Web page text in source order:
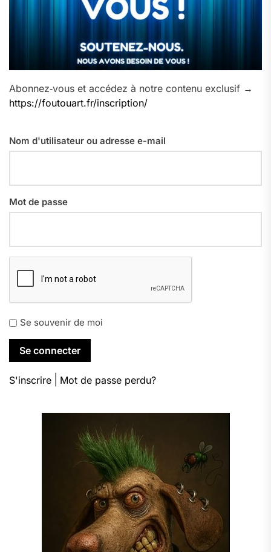
Abonnez‑vous et accédez à notre contenu exclusif →
https://foutouart.fr/inscription/
Nom d'utilisateur ou adresse e-mail
Mot de passe
Se souvenir de moi
S'inscrire Mot de passe perdu?